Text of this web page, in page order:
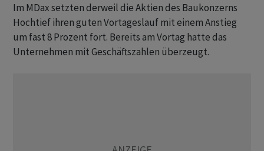
Im MDax setzten derweil die Aktien des Baukonzerns
Hochtief ihren guten Vortageslauf mit einem Anstieg
um fast 8 Prozent fort. Bereits am Vortag hatte das
Unternehmen mit Geschäftszahlen überzeugt.